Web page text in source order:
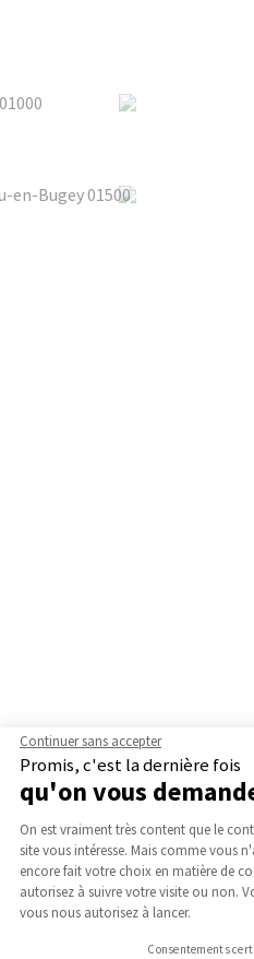
Continuer sans accepter
Promis, c'est la dernière fois
qu'on vous
Plateforme de
On est vraiment très content que le
site vous intéresse. Mais comme vous
encore fait votre choix en matière de
autorisez à suivre votre visite ou non.
vous nous autorisez à lancer.
Consentements
Axeptio